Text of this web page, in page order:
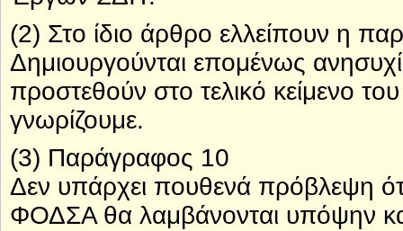
(2) Στο ίδιο άρθρο ελλείπουν η
Δημιουργούνται επομένως
προστεθούν στο τελικό κείμενο
γνωρίζουμε.
(3) Παράγραφος 10
Δεν υπάρχει πουθενά πρόβλεψη
ΦΟΔΣΑ θα λαμβάνονται υπόψην